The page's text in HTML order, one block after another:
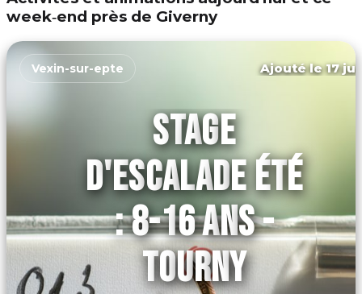
week‑end près de Giverny
Vexin-sur-epte Ajouté le 17
STAGE
D'ESCALADE ÉTÉ
: 8-16 ANS -
TOURNY